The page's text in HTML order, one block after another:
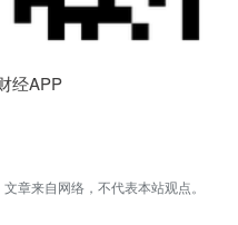
经APP
章来自网络，不代表本站观点。